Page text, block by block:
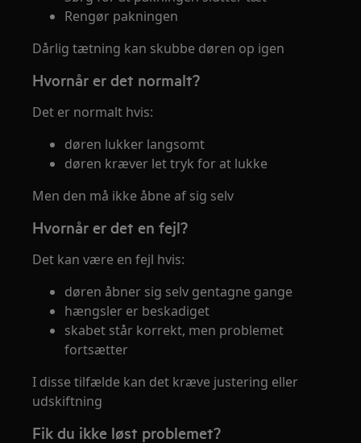
Rengør pakningen
Dårlig tætning kan skubbe døren op igen
Hvornår er det normalt?
Det er normalt hvis:
døren lukker langsomt
døren kræver let tryk for at lukke
Men den må ikke åbne af sig selv
Hvornår er det en fejl?
Det kan være en fejl hvis:
døren åbner sig selv gentagne gange
hængsler er beskadiget
skabet står korrekt, men problemet
fortsætter
I disse tilfælde kan det kræve justering eller
udskiftning
Fik du ikke løst problemet?